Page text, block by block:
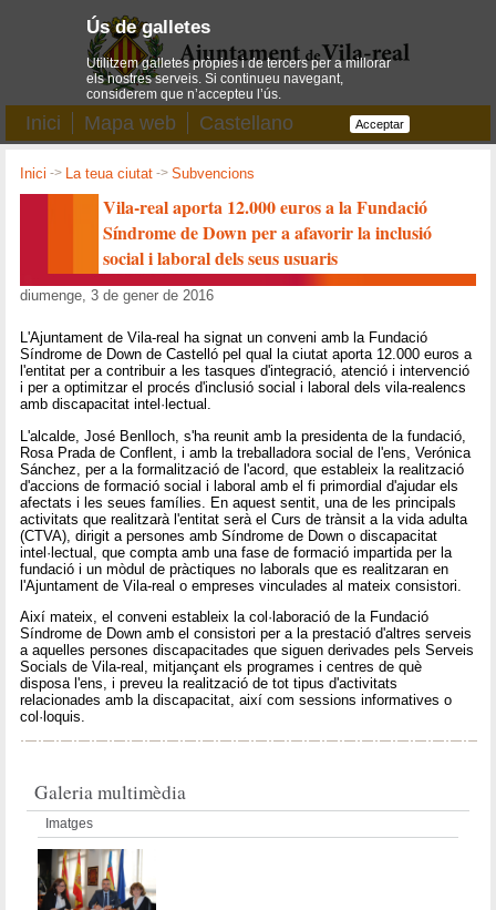
Inici Mapa web Castellano
Inici -> La teua ciutat ->Subvencions
Vila-real aporta 12.000 euros a la Fundació
Síndrome de Down per a afavorir la inclusió
social i laboral dels seus usuaris
diumenge, 3 de gener de 2016
L'Ajuntament de Vila-real ha signat un conveni amb la Fundació
Síndrome de Down de Castelló pel qual la ciutat aporta 12.000 euros a
l'entitat per a contribuir a les tasques d'integració, atenció i intervenció
i per a optimitzar el procés d'inclusió social i laboral dels vila-realencs
amb discapacitat intel·lectual.
L'alcalde, José Benlloch, s'ha reunit amb la presidenta de la fundació,
Rosa Prada de Conflent, i amb la treballadora social de l'ens, Verónica
Sánchez, per a la formalització de l'acord, que estableix la realització
d'accions de formació social i laboral amb el fi primordial d'ajudar els
afectats i les seues famílies. En aquest sentit, una de les principals
activitats que realitzarà l'entitat serà el Curs de trànsit a la vida adulta
(CTVA), dirigit a persones amb Síndrome de Down o discapacitat
intel·lectual, que compta amb una fase de formació impartida per la
fundació i un mòdul de pràctiques no laborals que es realitzaran en
l'Ajuntament de Vila-real o empreses vinculades al mateix consistori.
Així mateix, el conveni estableix la col·laboració de la Fundació
Síndrome de Down amb el consistori per a la prestació d'altres serveis
a aquelles persones discapacitades que siguen derivades pels Serveis
Socials de Vila-real, mitjançant els programes i centres de què
disposa l'ens, i preveu la realització de tot tipus d'activitats
relacionades amb la discapacitat, així com sessions informatives o
col·loquis.
Galeria multimèdia
Imatges
Ús de galletes
Utilitzem galletes pròpies i de tercers per a millorar
els nostres serveis. Si continueu navegant,
considerem que n’accepteu l’ús.
Acceptar